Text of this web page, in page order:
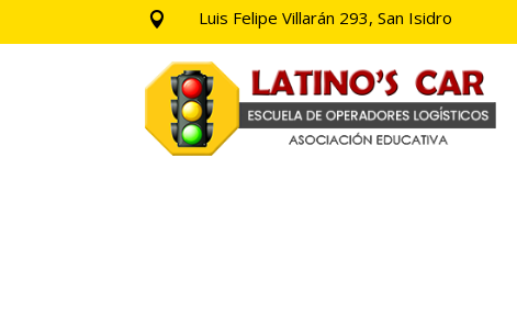
 Luis Felipe Villarán 293, San Isidro